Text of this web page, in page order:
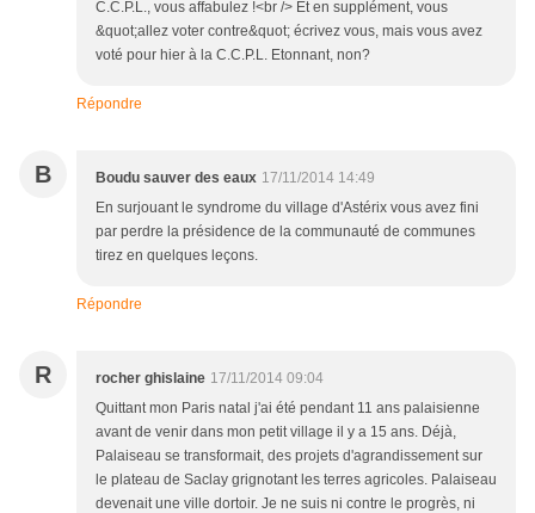
C.C.P.L., vous affabulez !<br /> Et en supplément, vous
&quot;allez voter contre&quot; écrivez vous, mais vous avez
voté pour hier à la C.C.P.L. Etonnant, non?
Répondre
B Boudu sauver des eaux 17/11/2014 14:49
En surjouant le syndrome du village d'Astérix vous avez fini
par perdre la présidence de la communauté de communes
tirez en quelques leçons.
Répondre
R rocher ghislaine 17/11/2014 09:04
Quittant mon Paris natal j'ai été pendant 11 ans palaisienne
avant de venir dans mon petit village il y a 15 ans. Déjà,
Palaiseau se transformait, des projets d'agrandissement sur
le plateau de Saclay grignotant les terres agricoles. Palaiseau
devenait une ville dortoir. Je ne suis ni contre le progrès, ni